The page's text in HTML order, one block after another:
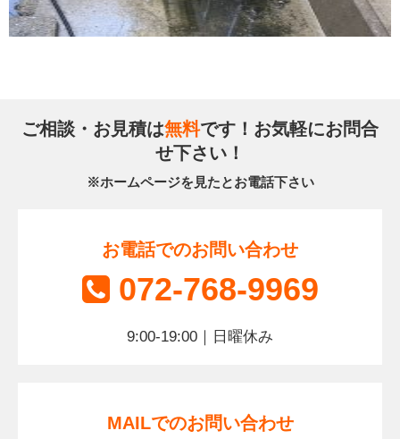
ご相談・お見積は無料です！お気軽にお問合
せ下さい！
※ホームページを見たとお電話下さい
お電話でのお問い合わせ
072-768-9969
9:00-19:00｜日曜休み
MAILでのお問い合わせ